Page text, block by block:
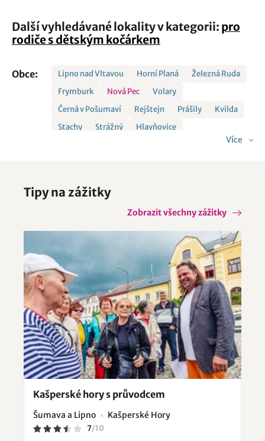
Další vyhledávané lokality v kategorii: pro
rodiče s dětským kočárkem
Obce: Lipno nad Vltavou Horní Planá
Železná Ruda
Frymburk
Nová Pec
Volary
Černá v Pošumaví
Rejštejn Prášily
Kvilda
Stachy
Strážný
Hlavňovice
Více
Tipy na zážitky
Zobrazit všechny zážitky
Kašperské hory s průvodcem
Šumava a Lipno Kašperské Hory
7/10